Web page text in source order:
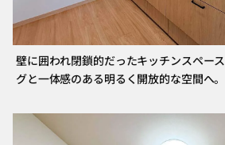
壁に囲われ閉鎖的だったキッチンスペー
グと一体感のある明るく開放的な空間へ。